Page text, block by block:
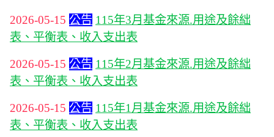
2026-05-15 公告 115年3月基金來源.用途及餘絀
表、平衡表、收入支出表
2026-05-15 公告 115年2月基金來源.用途及餘絀
表、平衡表、收入支出表
2026-05-15 公告 115年1月基金來源.用途及餘絀
表、平衡表、收入支出表